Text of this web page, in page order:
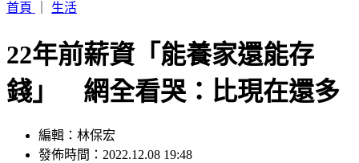
首頁
生活
22年前薪資「能養家還能存
錢」 網全看哭：比現在還多
編輯：林保宏
發佈時間：2022.12.08 19:48